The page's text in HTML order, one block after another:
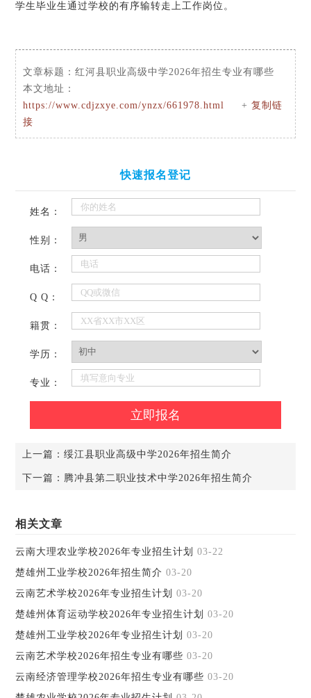
学生毕业生通过学校的有序输转走上工作岗位。
文章标题：红河县职业高级中学2026年招生专业有哪些
本文地址：
https://www.cdjzxye.com/ynzx/661978.html
+复制链
接
快速报名登记
姓名：
性别：
电话：
Q Q：
籍贯：
学历：
专业：
上一篇：绥江县职业高级中学2026年招生简介
下一篇： 腾冲县第二职业技术中学2026年招生简介
相关文章
云南大理农业学校2026年专业招生计划
03-22
楚雄州工业学校2026年招生简介 03-20
云南艺术学校2026年专业招生计划
03-20
楚雄州体育运动学校2026年专业招生计划
03-20
楚雄州工业学校2026年专业招生计划
03-20
云南艺术学校2026年招生专业有哪些 03-20
云南经济管理学校2026年招生专业有哪些 03-20